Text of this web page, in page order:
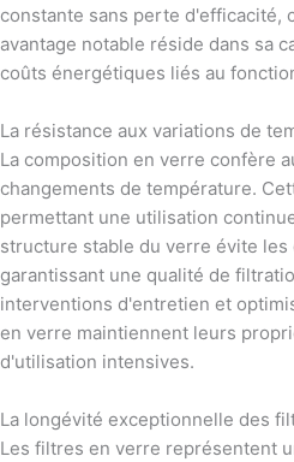
constante sans perte d'efficacité,
avantage notable réside dans sa
coûts énergétiques liés au
La résistance aux variations de
La composition en verre confère
changements de température.
permettant une utilisation
structure stable du verre évite
garantissant une qualité de
interventions d'entretien et
en verre maintiennent leurs
d'utilisation intensives.
La longévité exceptionnelle des
Les filtres en verre représentent